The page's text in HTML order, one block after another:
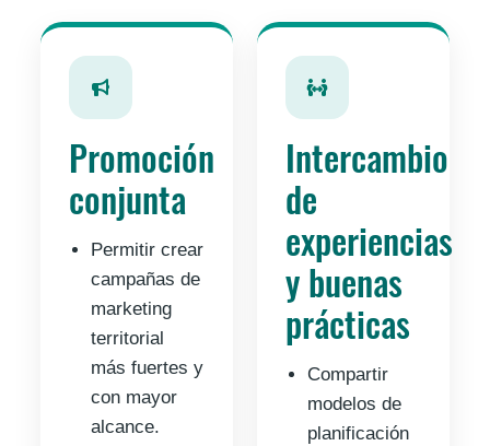
Promoción
conjunta
Permitir crear
campañas de
marketing
territorial
más fuertes y
con mayor
alcance.
Intercambio
de
experiencias
y buenas
prácticas
Compartir
modelos de
planificación